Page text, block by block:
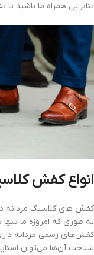
بنابراین همراه ما باشید
انواع کفش
کفش ‌های کلاسیک مردانه
به طوری که امروزه ما
کفش‌های رسمی مردانه
شناخت آن‌ها می‌توان